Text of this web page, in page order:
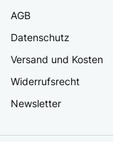
AGB
Datenschutz
Versand und Kosten
Widerrufsrecht
Newsletter